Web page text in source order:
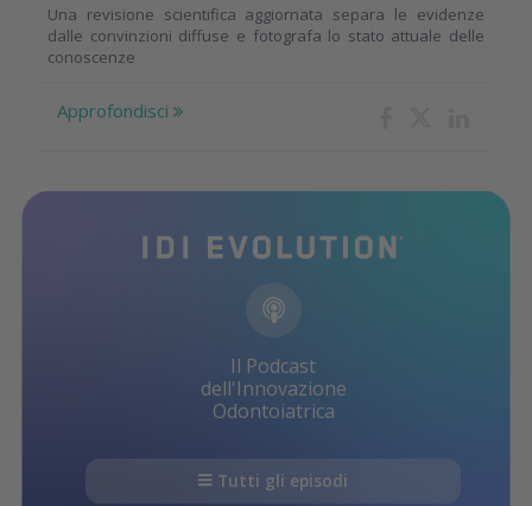
Una revisione scientifica aggiornata separa le evidenze
dalle convinzioni diffuse e fotografa lo stato attuale delle
conoscenze
Approfondisci
Il Podcast
dell'Innovazione
Odontoiatrica
Tutti gli episodi